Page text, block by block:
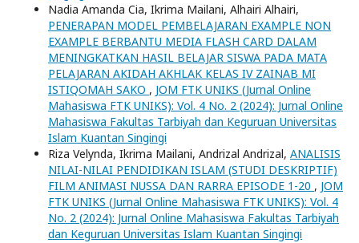
Nadia Amanda Cia, Ikrima Mailani, Alhairi Alhairi,
PENERAPAN MODEL PEMBELAJARAN EXAMPLE NON
EXAMPLE BERBANTU MEDIA FLASH CARD DALAM
MENINGKATKAN HASIL BELAJAR SISWA PADA MATA
PELAJARAN AKIDAH AKHLAK KELAS IV ZAINAB MI
ISTIQOMAH SAKO , JOM FTK UNIKS (Jurnal Online
Mahasiswa FTK UNIKS): Vol. 4 No. 2 (2024): Jurnal Online
Mahasiswa Fakultas Tarbiyah dan Keguruan Universitas
Islam Kuantan Singingi
Riza Velynda, Ikrima Mailani, Andrizal Andrizal, ANALISIS
NILAI-NILAI PENDIDIKAN ISLAM (STUDI DESKRIPTIF)
FILM ANIMASI NUSSA DAN RARRA EPISODE 1-20 , JOM
FTK UNIKS (Jurnal Online Mahasiswa FTK UNIKS): Vol. 4
No. 2 (2024): Jurnal Online Mahasiswa Fakultas Tarbiyah
dan Keguruan Universitas Islam Kuantan Singingi